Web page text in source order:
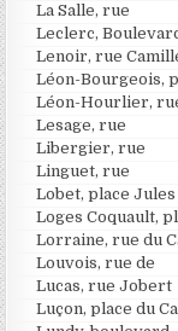
La Salle, rue
Leclerc,
Lenoir, rue
Léon-Bourgeois,
Léon-Hourlier,
Lesage, rue
Libergier, rue
Linguet, rue
Lobet, place Jules
Loges Coquault,
Lorraine, rue du
Louvois, rue de
Lucas, rue Jobert
Luçon, place du